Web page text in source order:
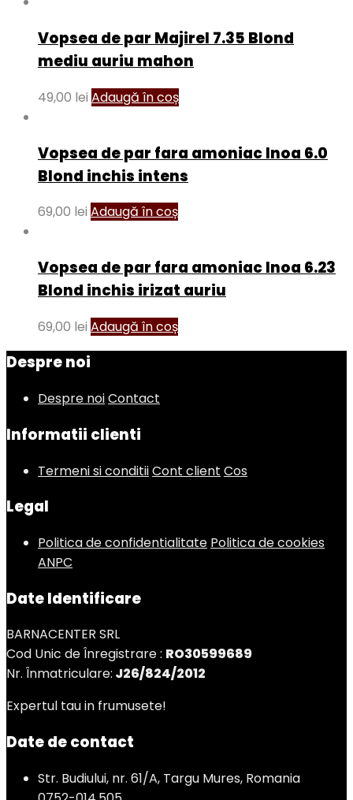
Vopsea de par Majirel 7.35 Blond
mediu auriu mahon
49,00 lei Adaugă în coș
Vopsea de par fara amoniac Inoa 6.0
Blond inchis intens
69,00 lei Adaugă în coș
Vopsea de par fara amoniac Inoa 6.23
Blond inchis irizat auriu
69,00 lei Adaugă în coș
Despre noi
Despre noiContact
Informatii clienti
Termeni si conditiiCont client Cos
Legal
Politica de confidentialitate Politica de cookies
ANPC
Date Identificare
BARNACENTER SRL
Cod Unic de Înregistrare : RO30599689
Nr. Înmatriculare: J26/824/2012
Expertul tau in frumusete!
Date de contact
Str. Budiului, nr. 61/A, Targu Mures, Romania